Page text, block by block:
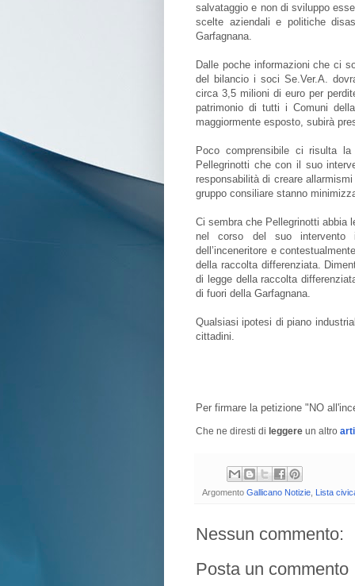
salvataggio e non di sviluppo
scelte aziendali e politiche
Garfagnana.
Dalle poche informazioni che ci
del bilancio i soci Se.Ver.A.
circa 3,5 milioni di euro per
patrimonio di tutti i Comuni
maggiormente esposto, subirà
Poco comprensibile ci risulta
Pellegrinotti che con il suo
responsabilità di creare
gruppo consiliare stanno
Ci sembra che Pellegrinotti abbia
nel corso del suo intervento
dell’inceneritore e
della raccolta differenziata.
di legge della raccolta
di fuori della Garfagnana.
Qualsiasi ipotesi di piano
cittadini.
Per firmare la petizione "NO
Che ne diresti di leggere un altro
Argomento Gallicano Notizie Lista
Nessun commento:
Posta un commento